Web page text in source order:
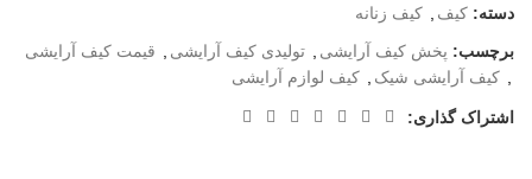
دسته: کیف
کیف زنانه
برچسب: پخش کیف آرایشی تولیدی کیف آرایشی
قیمت کیف آرایشی
کیف آرایشی شیک کیف لوازم آرایشی
اشتراک گذاری: